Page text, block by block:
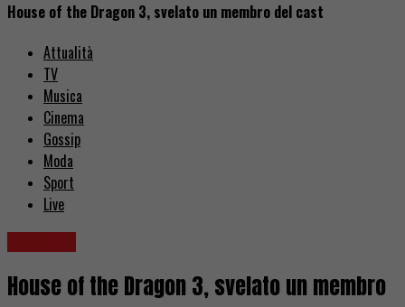
House of the Dragon 3, svelato un membro del cast
Attualità
TV
Musica
Cinema
Gossip
Moda
Sport
Live
House of the Dragon 3, svelato un membro